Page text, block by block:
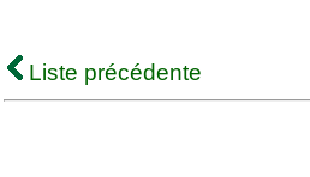
Liste précédente